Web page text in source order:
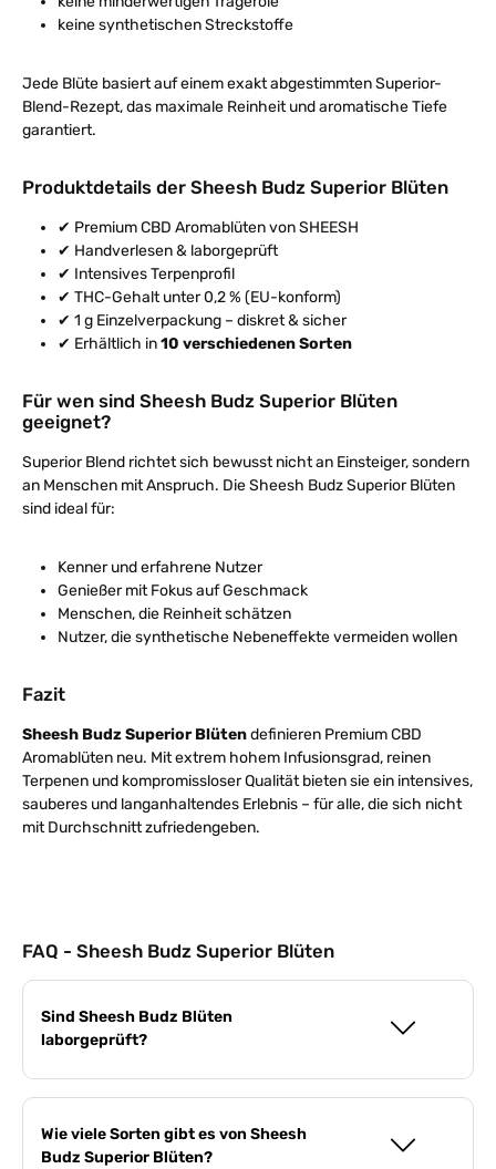
keine synthetischen Streckstoffe
Jede Blüte basiert auf einem exakt abgestimmten Superior-
Blend-Rezept, das maximale Reinheit und aromatische Tiefe
garantiert.
Produktdetails der Sheesh Budz Superior Blüten
✔ Premium CBD Aromablüten von SHEESH
✔ Handverlesen & laborgeprüft
✔ Intensives Terpenprofil
✔ THC-Gehalt unter 0,2 % (EU-konform)
✔ 1 g Einzelverpackung – diskret & sicher
✔ Erhältlich in10 verschiedenen Sorten
Für wen sind Sheesh Budz Superior Blüten
geeignet?
Superior Blend richtet sich bewusst nicht an Einsteiger, sondern
an Menschen mit Anspruch. Die Sheesh Budz Superior Blüten
sind ideal für:
Kenner und erfahrene Nutzer
Genießer mit Fokus auf Geschmack
Menschen, die Reinheit schätzen
Nutzer, die synthetische Nebeneffekte vermeiden wollen
Fazit
Sheesh Budz Superior Blütendefinieren Premium CBD
Aromablüten neu. Mit extrem hohem Infusionsgrad, reinen
Terpenen und kompromissloser Qualität bieten sie ein intensives,
sauberes und langanhaltendes Erlebnis – für alle, die sich nicht
mit Durchschnitt zufriedengeben.
FAQ - Sheesh Budz Superior Blüten
Sind Sheesh Budz Blüten
laborgeprüft?
Wie viele Sorten gibt es von Sheesh
Budz Superior Blüten?